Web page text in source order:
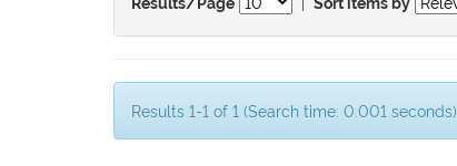
Results/Page Sort items by
Results 1-1 of 1 (Search time: 0.001 seconds).